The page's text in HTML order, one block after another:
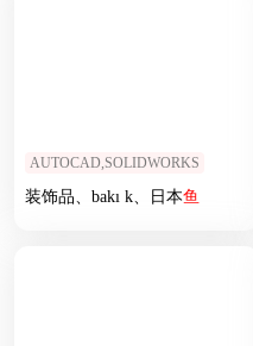
AUTOCAD,SOLIDWORKS
装饰品、bakı k、日本鱼